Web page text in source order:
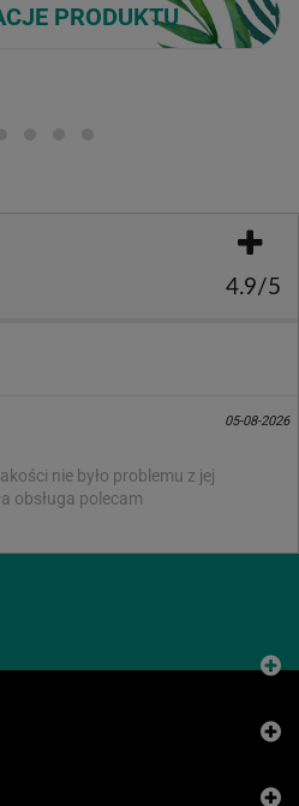
PRODUKTU
4.9/5
05-08-2026
nie było problemu z jej
obsługa polecam